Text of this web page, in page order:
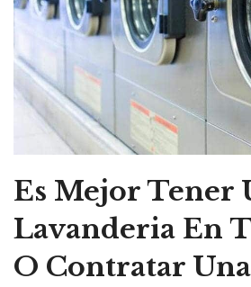
Es Mejor Tener
Lavanderia En
O Contratar Una